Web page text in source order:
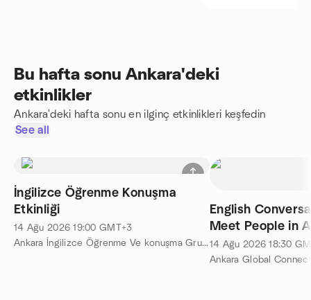
Bu hafta sonu Ankara'deki
etkinlikler
Ankara'deki hafta sonu en ilginç etkinlikleri keşfedin
See all
İngilizce Öğrenme Konuşma
Etkinliği
14 Ağu 2026 19:00 GMT+3
Ankara İngilizce Öğrenme Ve konuşma Grubu tarafından
English
Meet People in
14 Ağu 2026 18:30
Ankara Global